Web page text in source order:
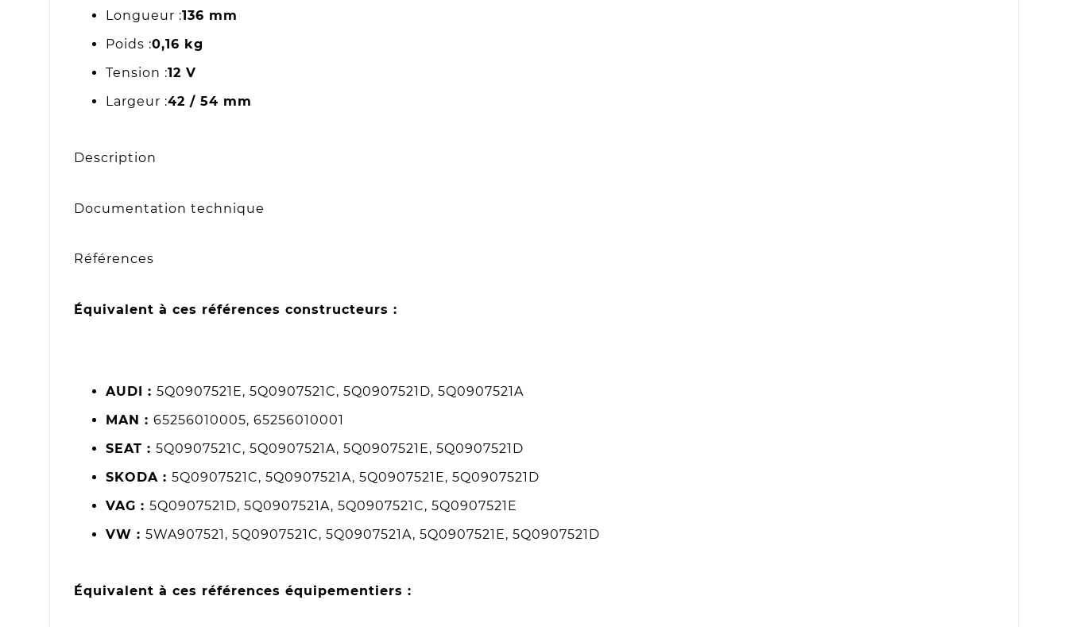
Longueur :136 mm
Poids :0,16 kg
Tension :12 V
Largeur :42 / 54 mm
Description
Documentation technique
Références
Équivalent à ces références constructeurs :
AUDI : 5Q0907521E, 5Q0907521C, 5Q0907521D, 5Q0907521A
MAN : 65256010005, 65256010001
SEAT : 5Q0907521C, 5Q0907521A, 5Q0907521E, 5Q0907521D
SKODA : 5Q0907521C, 5Q0907521A, 5Q0907521E, 5Q0907521D
VAG : 5Q0907521D, 5Q0907521A, 5Q0907521C, 5Q0907521E
VW : 5WA907521, 5Q0907521C, 5Q0907521A, 5Q0907521E, 5Q0907521D
Équivalent à ces références équipementiers :